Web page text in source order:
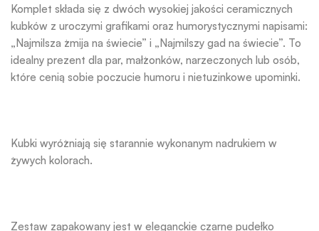
Komplet składa się z dwóch wysokiej jakości ceramicznych
kubków z uroczymi grafikami oraz humorystycznymi napisami:
„Najmilsza żmija na świecie” i „Najmilszy gad na świecie”. To
idealny prezent dla par, małżonków, narzeczonych lub osób,
które cenią sobie poczucie humoru i nietuzinkowe upominki.
Kubki wyróżniają się starannie wykonanym nadrukiem w
żywych kolorach.
Zestaw zapakowany jest w eleganckie czarne pudełko